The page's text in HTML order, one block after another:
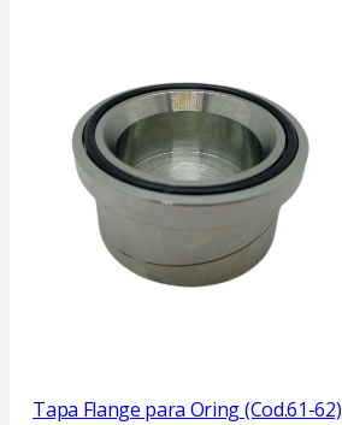
Tapa Flange para Oring (Cod.61-62)